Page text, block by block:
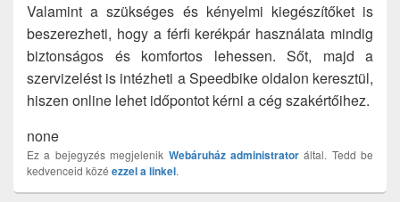
Valamint a szükséges és kényelmi kiegészítőket is
beszerezheti, hogy a férfi kerékpár használata mindig
biztonságos és komfortos lehessen. Sőt, majd a
szervizelést is intézheti a Speedbike oldalon keresztül,
hiszen online lehet időpontot kérni a cég szakértőihez.
none
Ez a bejegyzés megjelenik Webáruház administratoráltal. Tedd be
kedvenceid közé ezzel a linkel.